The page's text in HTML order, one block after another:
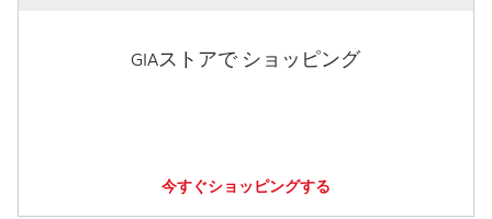
GIAストアで ショッピング
今すぐショッピングする